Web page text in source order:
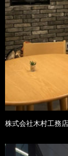
株式会社木村工務店